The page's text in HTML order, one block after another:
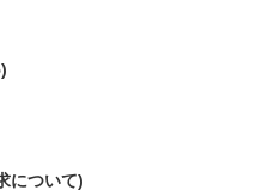
について)